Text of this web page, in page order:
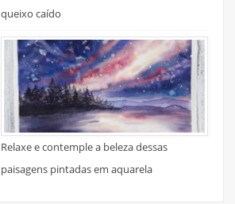
queixo caído
Relaxe e contemple a beleza dessas
paisagens pintadas em aquarela